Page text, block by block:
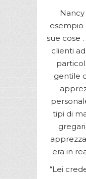
esempio
sue cose
clienti
gentile
tipi di
era in
“Lei